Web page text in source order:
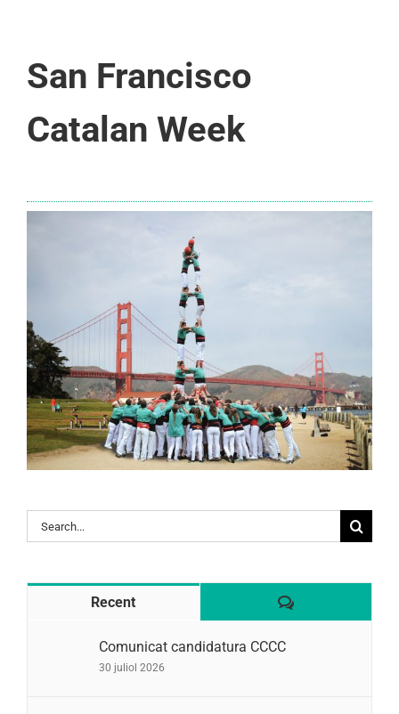
San Francisco
Catalan Week
Search
for:
Recent Comentaris
Comunicat candidatura CCCC
30 juliol 2026